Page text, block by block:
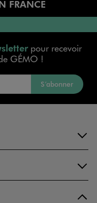
FRANCE
pour recevoir
GÉMO !
S’abonner